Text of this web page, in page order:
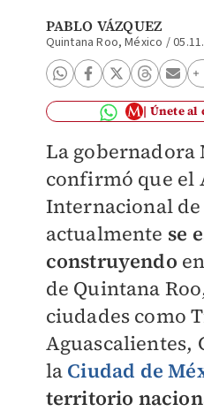
PABLO VÁZQUEZ
Quintana Roo, México /
Únete al
La gobernadora
confirmó que el
Internacional
actualmente se
construyendo
de Quintana
ciudades como
Aguascalientes,
la Ciudad de
territorio